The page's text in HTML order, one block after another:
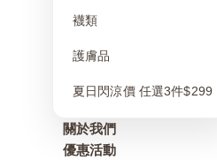
襪類
護膚品
夏日閃涼價 任選3件$299
關於我們
優惠活動